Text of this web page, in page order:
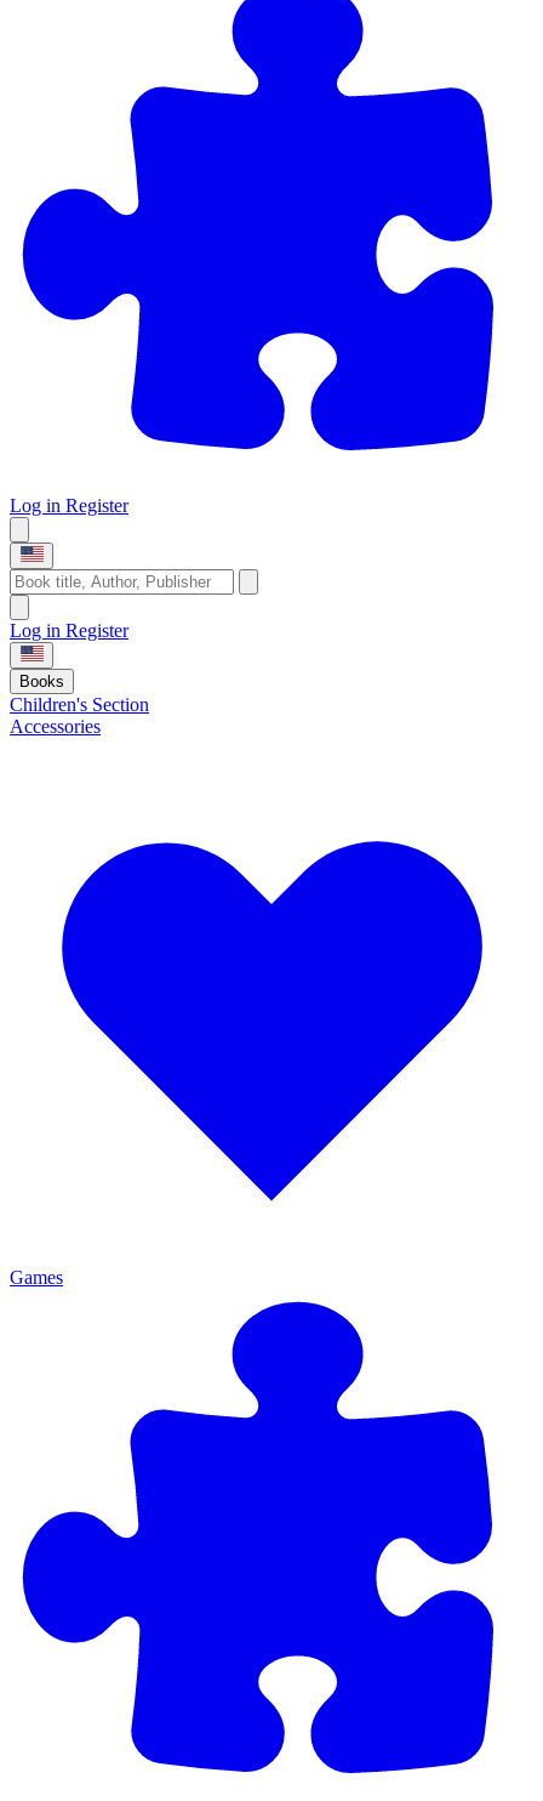
Log in Register
Log in Register
Books
Children's Section
Accessories
Games